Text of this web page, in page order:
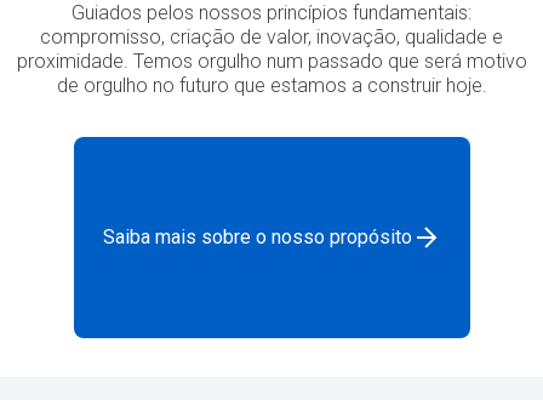
Guiados pelos nossos princípios fundamentais:
compromisso, criação de valor, inovação, qualidade e
proximidade. Temos orgulho num passado que será motivo
de orgulho no futuro que estamos a construir hoje.
Saiba mais sobre o nosso propósito